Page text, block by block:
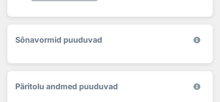
Sõnavormid puuduvad
Päritolu andmed puuduvad